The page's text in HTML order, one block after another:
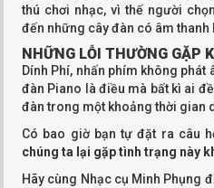
thú chơi nhạc, vì thế người
đến những cây đàn có âm thanh
NHỮNG LỖI THƯỜNG GẶP
Dính Phí, nhấn phím không phát
đàn Piano là điều mà bất kì ai
đàn trong một khoảng thời gian
Có bao giờ bạn tự đặt ra câu
chúng ta lại gặp tình trạng này
Hãy cùng Nhạc cụ Minh Phụng